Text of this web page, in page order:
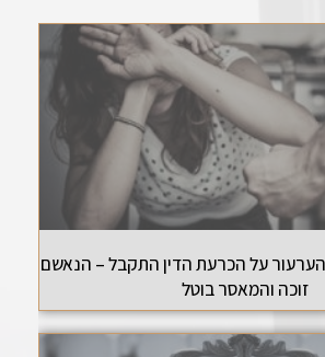
על הכרעת הדין התקבל – הנאשם
זוכה והמאסר בוטל